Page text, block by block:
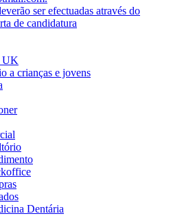
ser efectuadas através do
de candidatura
UK
a crianças e jovens
Dentária